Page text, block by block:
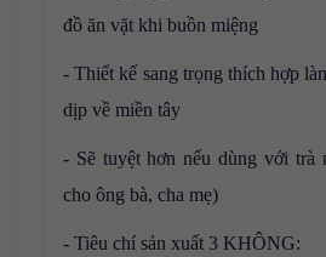
đồ ăn vặt khi buồn miệng
- Thiết kế sang trọng thích hợp
dịp về miền tây
- Sẽ tuyệt hơn nếu dùng với trà
cho ông bà, cha mẹ)
- Tiêu chí sản xuất 3 KHÔNG: